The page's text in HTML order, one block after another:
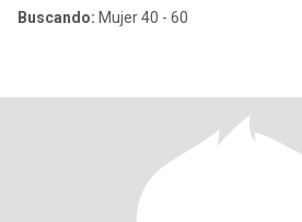
Buscando: Mujer 40 - 60